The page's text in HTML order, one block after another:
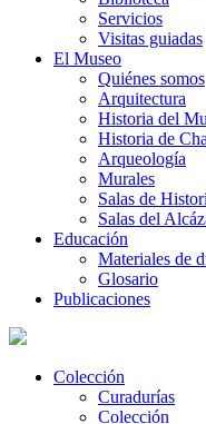
Servicios
Visitas guiadas
El Museo
Quiénes somos
Arquitectura
Historia del
Historia de
Arqueología
Murales
Salas de
Salas del
Educación
Materiales de
Glosario
Publicaciones
Colección
Curadurías
Colección